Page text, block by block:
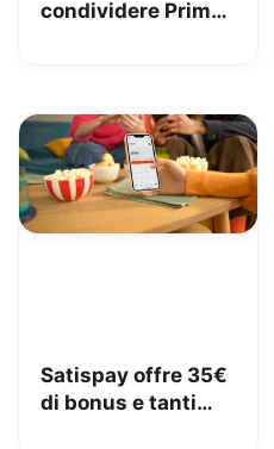
condividere Prime
Satispay offre 35€
di bonus e tanti